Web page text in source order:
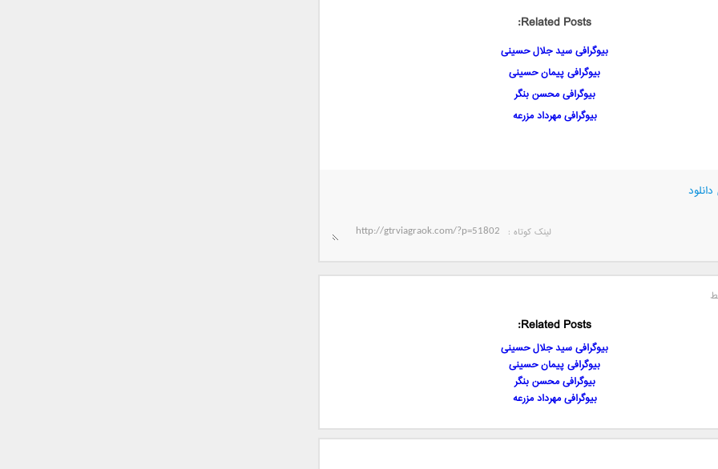
Related Posts:
بیوگرافی سید جلال حسینی
بیوگرافی پیمان حسینی
بیوگرافی محسن بنگر
بیوگرافی مهرداد مزرعه
لینک کوتاه‌ :
Related Posts:
بیوگرافی سید جلال حسینی
بیوگرافی پیمان حسینی
بیوگرافی محسن بنگر
بیوگرافی مهرداد مزرعه